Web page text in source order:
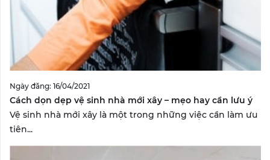
Ngày đăng: 16/04/2021
Cách dọn dẹp vệ sinh nhà mới xây – mẹo hay cần lưu ý
Vệ sinh nhà mới xây là một trong những việc cần làm ưu
tiên...